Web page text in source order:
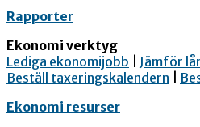
Rapporter
Ekonomi verktyg
Lediga ekonomijobb
Jämför
Beställ taxeringskalendern
Ekonomi resurser